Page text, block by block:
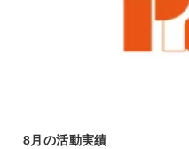
8月の活動実績